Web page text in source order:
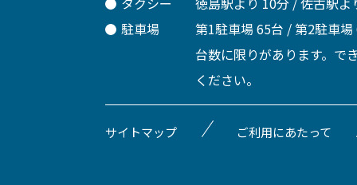
駐車場
第1駐車場 65台 / 第2駐車
台数に限りがあります。で
ください。
サイトマップ ご利用にあたって